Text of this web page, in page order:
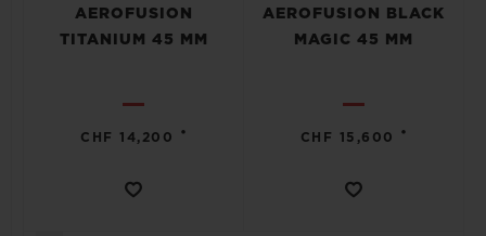
AEROFUSION
TITANIUM 45 MM
CHF 14,200 •
AEROFUSION BLACK
MAGIC 45 MM
CHF 15,600 •